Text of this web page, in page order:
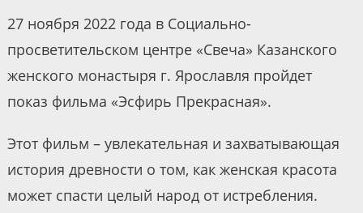
27 ноября 2022 года в Социально-
просветительском центре «Свеча» Казанского
женского монастыря г. Ярославля пройдет
показ фильма «Эсфирь Прекрасная».
Этот фильм – увлекательная и захватывающая
история древности о том, как женская красота
может спасти целый народ от истребления.